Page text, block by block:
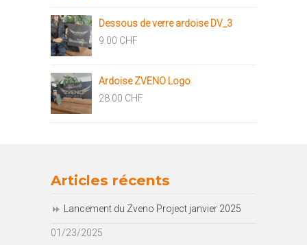
Dessous de verre ardoise DV_3
9.00 CHF
Ardoise ZVENO Logo
28.00 CHF
Articles récents
Lancement du Zveno Project janvier 2025
01/23/2025